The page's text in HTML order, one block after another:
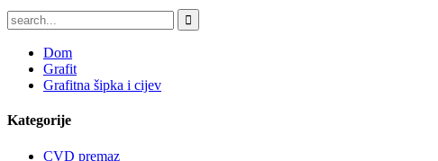
Dom
Grafit
Grafitna šipka i cijev
Kategorije
CVD premaz